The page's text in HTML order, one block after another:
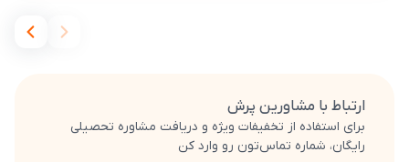
ارتباط با مشاورین پرش
برای استفاده از تخفیفات ویژه و دریافت مشاوره تحصیلی
رایگان، شماره تماس‌تون رو وارد کن